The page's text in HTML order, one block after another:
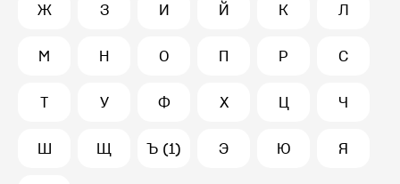
Ж З И Й К Л
М Н О П Р С
Т У Ф Х Ц Ч
Ш Щ Ъ (1) Э Ю Я